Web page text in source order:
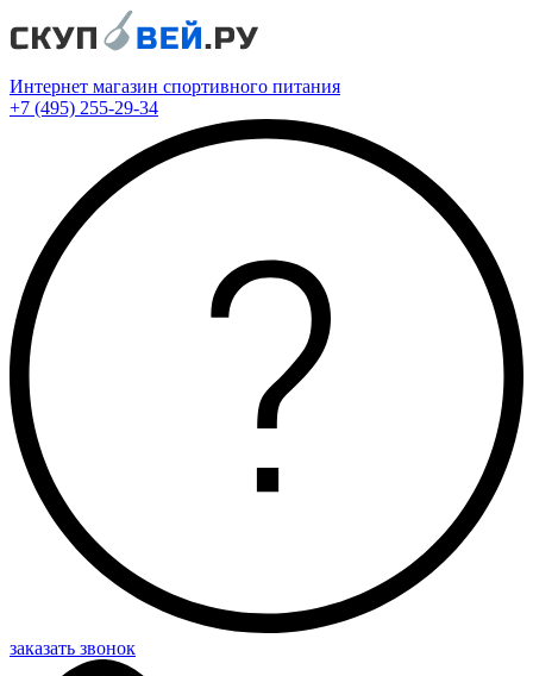
Интернет магазин спортивного питания
+7 (495) 255-29-34
заказать звонок